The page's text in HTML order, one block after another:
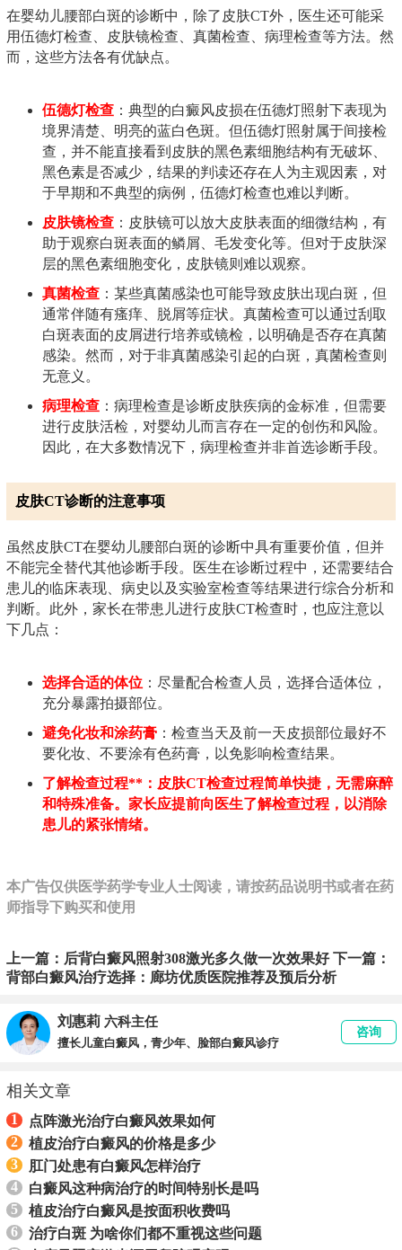
在婴幼儿腰部白斑的诊断中，除了皮肤CT外，医生还可能采
用伍德灯检查、皮肤镜检查、真菌检查、病理检查等方法。然
而，这些方法各有优缺点。
伍德灯检查 ：典型的白癜风皮损在伍德灯照射下表现为
境界清楚、明亮的蓝白色斑。但伍德灯照射属于间接检
查，并不能直接看到皮肤的黑色素细胞结构有无破坏、
黑色素是否减少，结果的判读还存在人为主观因素，对
于早期和不典型的病例，伍德灯检查也难以判断。
皮肤镜检查 ：皮肤镜可以放大皮肤表面的细微结构，有
助于观察白斑表面的鳞屑、毛发变化等。但对于皮肤深
层的黑色素细胞变化，皮肤镜则难以观察。
真菌检查 ：某些真菌感染也可能导致皮肤出现白斑，但
通常伴随有瘙痒、脱屑等症状。真菌检查可以通过刮取
白斑表面的皮屑进行培养或镜检，以明确是否存在真菌
感染。然而，对于非真菌感染引起的白斑，真菌检查则
无意义。
病理检查 ：病理检查是诊断皮肤疾病的金标准，但需要
进行皮肤活检，对婴幼儿而言存在一定的创伤和风险。
因此，在大多数情况下，病理检查并非首选诊断手段。
皮肤CT诊断的注意事项
虽然皮肤CT在婴幼儿腰部白斑的诊断中具有重要价值，但并
不能完全替代其他诊断手段。医生在诊断过程中，还需要结合
患儿的临床表现、病史以及实验室检查等结果进行综合分析和
判断。此外，家长在带患儿进行皮肤CT检查时，也应注意以
下几点：
选择合适的体位 ：尽量配合检查人员，选择合适体位，
充分暴露拍摄部位。
避免化妆和涂药膏 ：检查当天及前一天皮损部位最好不
要化妆、不要涂有色药膏，以免影响检查结果。
了解检查过程**：皮肤CT检查过程简单快捷，无需麻醉
和特殊准备。家长应提前向医生了解检查过程，以消除
患儿的紧张情绪。
本广告仅供医学药学专业人士阅读，请按药品说明书或者在药
师指导下购买和使用
上一篇： 后背白癜风照射308激光多久做一次效果好下一篇：
背部白癜风治疗选择：廊坊优质医院推荐及预后分析
刘惠莉 六科主任
擅长儿童白癜风，青少年、脸部白癜风诊疗
咨询
相关文章
1
点阵激光治疗白癜风效果如何
2
植皮治疗白癜风的价格是多少
3
肛门处患有白癜风怎样治疗
4
白癜风这种病治疗的时间特别长是吗
5
植皮治疗白癜风是按面积收费吗
6
治疗白斑 为啥你们都不重视这些问题